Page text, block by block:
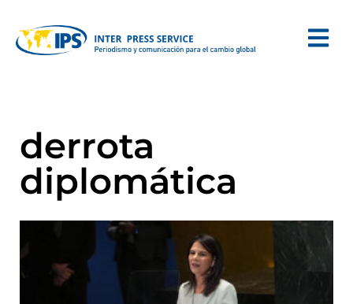
derrota
diplomática